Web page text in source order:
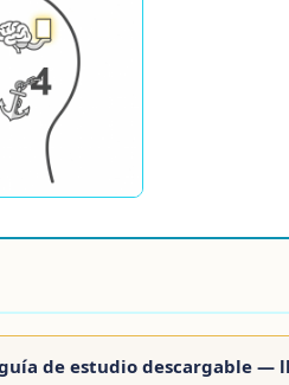
de estudio descargable —